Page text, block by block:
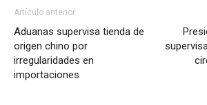
Artículo anterior
Aduanas supervisa tienda de
origen chino por
irregularidades en
importaciones